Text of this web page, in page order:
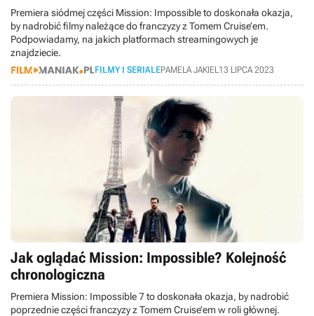
Premiera siódmej części Mission: Impossible to doskonała okazja,
by nadrobić filmy należące do franczyzy z Tomem Cruise’em.
Podpowiadamy, na jakich platformach streamingowych je
znajdziecie.
FILMY I SERIALEPAMELA JAKIEL13 LIPCA 2023
Jak oglądać Mission: Impossible? Kolejność
chronologiczna
Premiera Mission: Impossible 7 to doskonała okazja, by nadrobić
poprzednie części franczyzy z Tomem Cruise’em w roli głównej.